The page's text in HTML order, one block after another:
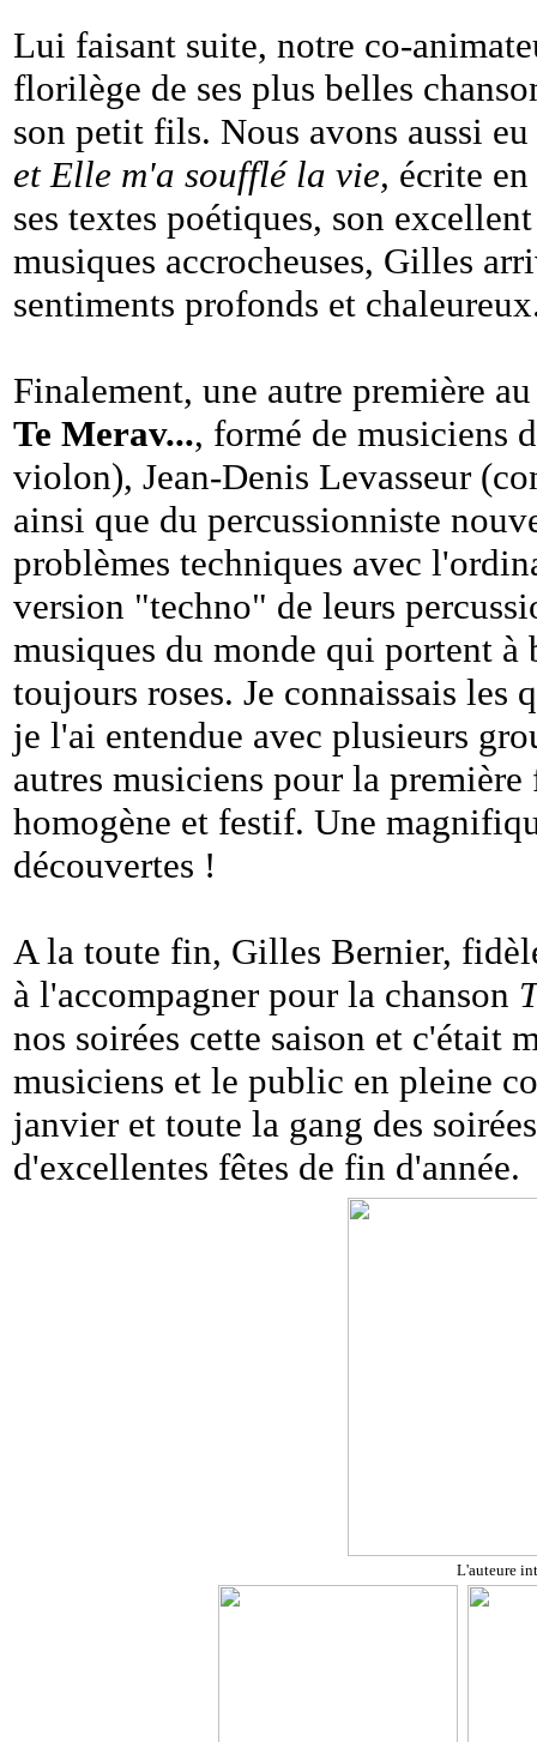
Lui faisant suite, notre co-
florilège de ses plus belles
son petit fils. Nous avons aussi
et Elle m'a soufflé la vie, écrite
ses textes poétiques, son
musiques accrocheuses, Gilles
sentiments profonds et
Finalement, une autre première
Te Merav..., formé de musiciens
violon), Jean-Denis Levasseur
ainsi que du percussionniste
problèmes techniques avec
version "techno" de leurs
musiques du monde qui portent à
toujours roses. Je connaissais
je l'ai entendue avec plusieurs
autres musiciens pour la
homogène et festif. Une
découvertes !
A la toute fin, Gilles Bernier,
à l'accompagner pour la chanson
nos soirées cette saison et c'était
musiciens et le public en pleine
janvier et toute la gang des
d'excellentes fêtes de fin d'année.
L'auteure